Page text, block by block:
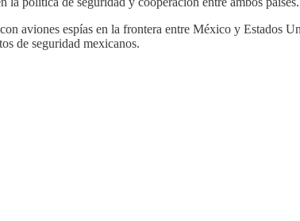
aviones espías en la frontera entre México y Estados
de seguridad mexicanos.